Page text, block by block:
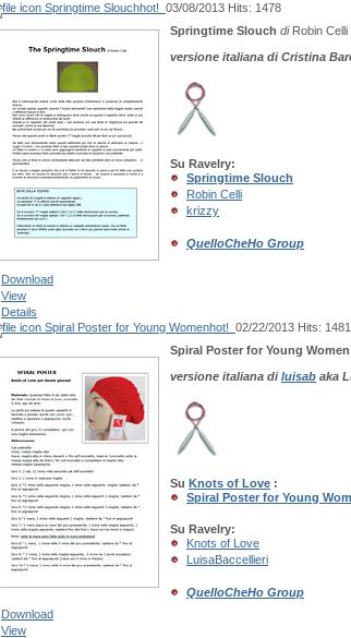
Springtime Slouchhot! 03/08/2013 Hits: 1478
Springtime Slouch di Robin Celli
versione italiana di Cristina
Su Ravelry:
Springtime Slouch
Robin Celli
krizzy
QuelloCheHo Group
Download
View
Details
Spiral Poster for Young Womenhot! 02/22/2013 Hits: 1481
Spiral Poster for Young Women
versione italiana diluisab aka
Su Knots of Love :
Spiral Poster for Young
Su Ravelry:
Knots of Love
LuisaBaccellieri
QuelloCheHo Group
Download
View